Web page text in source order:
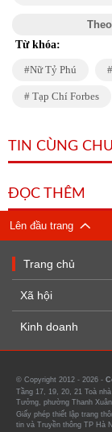
Từ khóa:
Nữ Tỷ Phú
Tạp Chí Forbes
TIN CÙNG
ĐỌC THÊM
Lên đầu trang
Trang chủ
Xã hội
Kinh doanh
© Copyright 2012 - 2026 -
Tầng 17, 19, 20, 21 Toà
Tưởng, phường Thanh
Giấy phép thiết lập trang
tin và Truyền thông TP Hà